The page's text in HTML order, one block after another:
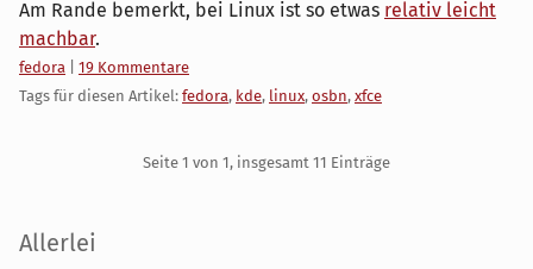
Am Rande bemerkt, bei Linux ist so etwas relativ leicht
machbar.
Kategorien:
fedora
19 Kommentare
Tags für diesen Artikel: fedora, kde, linux, osbn, xfce
Seite 1 von 1, insgesamt 11 Einträge
Seitenleiste
Allerlei